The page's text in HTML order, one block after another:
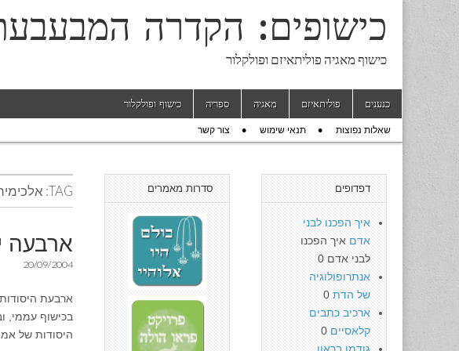
כישופים: הקדרה
כישוף מאגיה פוליתאיזם ופולקלור
Main menu
Skip to content
כנענים פוליתאיזם מאגיה ספריה כישוף ופולקלור
שאלות נפוצות תנאי שימוש צור קשר
TAG:
ארבעה
20/09/2004
בכישוף עממי,
היסודות של
סדרות מאמרים דפדופים
איך הפכנו לבני
אדם איך הפכנו
לבני אדם 0
אנתרופולוגיה
של הדת
ארכיב כתבים
קלאסיים